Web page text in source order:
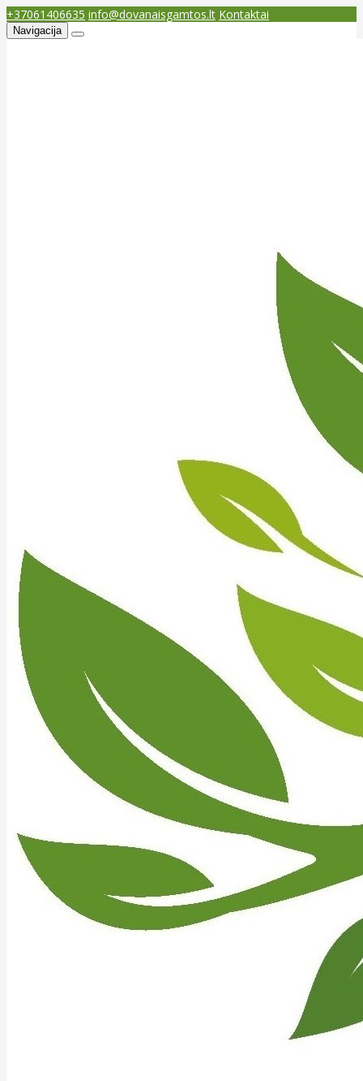
+37061406635 info@dovanaisgamtos.lt Kontaktai
Navigacija